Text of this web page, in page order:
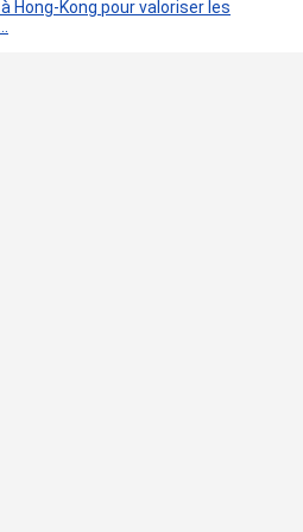
Hong-Kong pour valoriser les